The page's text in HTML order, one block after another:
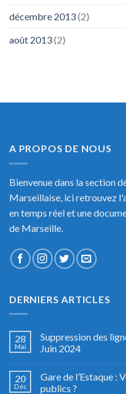
décembre 2013(2)
août 2013(2)
A PROPOS DE NOUS
Bienvenue dans la section
Marseillaise, ici retrouvez
en temps réel et une
de Marseille.
DERNIERS ARTICLES
28
Mai
Suppression des
Juin 2024
20
Déc
Gare de l’Estaque :
publics ?